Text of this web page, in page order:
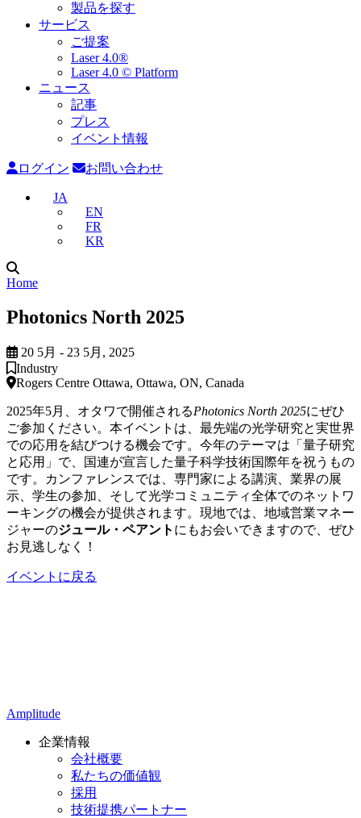
製品を探す
サービス
ご提案
Laser 4.0®
Laser 4.0 © Platform
ニュース
記事
プレス
イベント情報
ログイン お問い合わせ
JA
EN
FR
KR
Home
Photonics North 2025
20 5月 - 23 5月, 2025
Industry
Rogers Centre Ottawa, Ottawa, ON, Canada
2025年5月、オタワで開催されるPhotonics North 2025にぜひ
ご参加ください。本イベントは、最先端の光学研究と実世界
での応用を結びつける機会です。今年のテーマは「量子研究
と応用」で、国連が宣言した量子科学技術国際年を祝うもの
です。カンファレンスでは、専門家による講演、業界の展
示、学生の参加、そして光学コミュニティ全体でのネットワ
ーキングの機会が提供されます。現地では、地域営業マネー
ジャーのジュール・ペアント にもお会いできますので、ぜひ
お見逃しなく！
イベントに戻る
Amplitude
企業情報
会社概要
私たちの価値観
採用
技術提携パートナー